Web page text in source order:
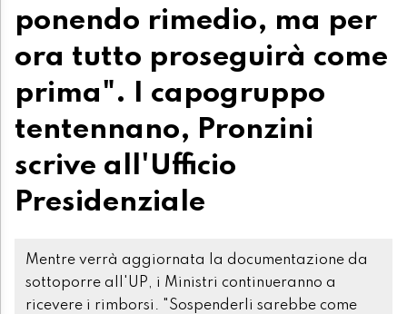
ponendo rimedio, ma per
ora tutto proseguirà come
prima". I capogruppo
tentennano, Pronzini
scrive all'Ufficio
Presidenziale
Mentre verrà aggiornata la documentazione da
sottoporre all'UP, i Ministri continueranno a
ricevere i rimborsi. "Sospenderli sarebbe come